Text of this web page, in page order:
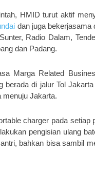
HMID turut aktif
dan juga bekerjasama
Radio Dalam,
dan Padang.
Marga Related
di jalur Tol
menuju Jakarta.
charger pada
pengisian ulang
bahkan bisa sambil